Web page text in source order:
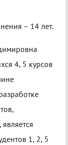
– 14 лет.
4, 5 курсов
1, 2, 5